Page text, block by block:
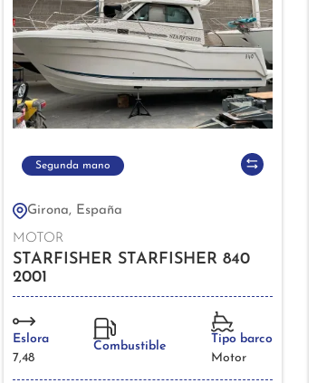
Segunda mano
Girona, España
MOTOR
STARFISHER STARFISHER 840
2001
Eslora
7,48
Combustible
Tipo barco
Motor